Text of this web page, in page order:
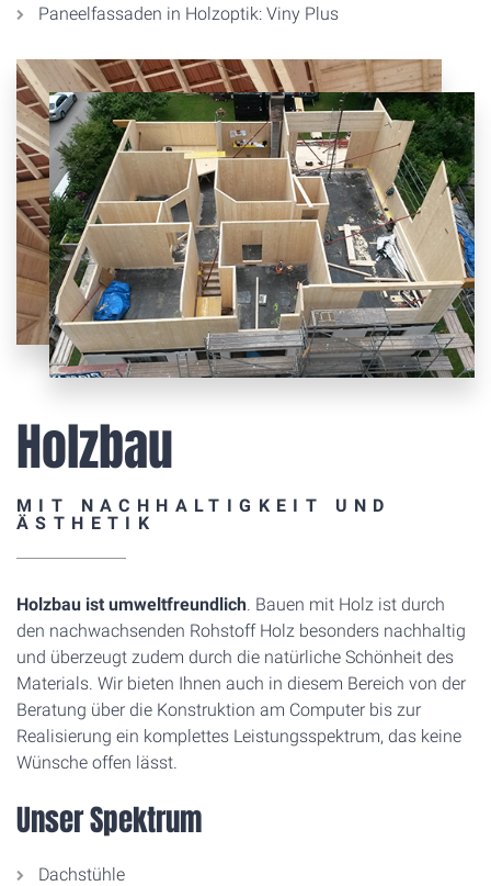
Paneelfassaden in Holzoptik: Viny Plus
Holzbau
MIT NACHHALTIGKEIT UND
ÄSTHETIK
Holzbau ist umweltfreundlich . Bauen mit Holz ist durch
den nachwachsenden Rohstoff Holz besonders nachhaltig
und überzeugt zudem durch die natürliche Schönheit des
Materials. Wir bieten Ihnen auch in diesem Bereich von der
Beratung über die Konstruktion am Computer bis zur
Realisierung ein komplettes Leistungsspektrum, das keine
Wünsche offen lässt.
Unser Spektrum
Dachstühle